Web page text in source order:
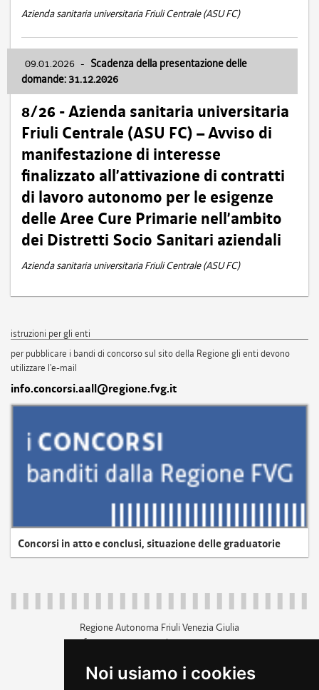
Noi usiamo i cookies
Azienda sanitaria universitaria Friuli Centrale (ASU FC)
09.01.2026 - Scadenza della presentazione delle
domande: 31.12.2026
8/26 - Azienda sanitaria universitaria
Friuli Centrale (ASU FC) – Avviso di
manifestazione di interesse
finalizzato all’attivazione di contratti
di lavoro autonomo per le esigenze
delle Aree Cure Primarie nell’ambito
dei Distretti Socio Sanitari aziendali
Azienda sanitaria universitaria Friuli Centrale (ASU FC)
istruzioni per gli enti
per pubblicare i bandi di concorso sul sito della Regione gli enti devono
utilizzare l'e-mail
info.concorsi.aall@regione.fvg.it
Concorsi in atto e conclusi, situazione delle graduatorie
Regione Autonoma Friuli Venezia Giulia
c.f. 80014930327; p.iva 00526040324
+39 040 3771111